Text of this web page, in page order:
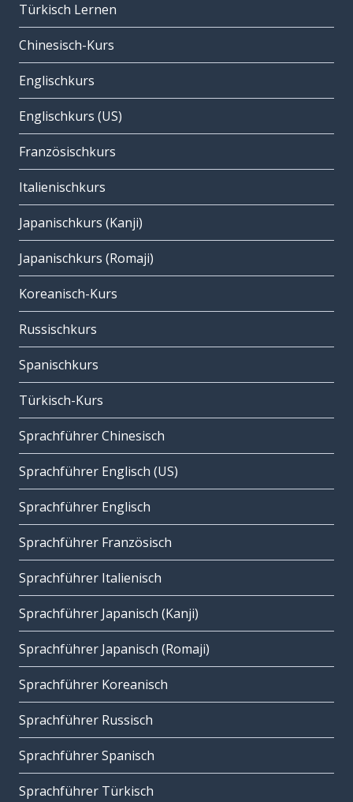
Türkisch Lernen
Chinesisch-Kurs
Englischkurs
Englischkurs (US)
Französischkurs
Italienischkurs
Japanischkurs (Kanji)
Japanischkurs (Romaji)
Koreanisch-Kurs
Russischkurs
Spanischkurs
Türkisch-Kurs
Sprachführer Chinesisch
Sprachführer Englisch (US)
Sprachführer Englisch
Sprachführer Französisch
Sprachführer Italienisch
Sprachführer Japanisch (Kanji)
Sprachführer Japanisch (Romaji)
Sprachführer Koreanisch
Sprachführer Russisch
Sprachführer Spanisch
Sprachführer Türkisch